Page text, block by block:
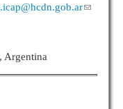
Argentina